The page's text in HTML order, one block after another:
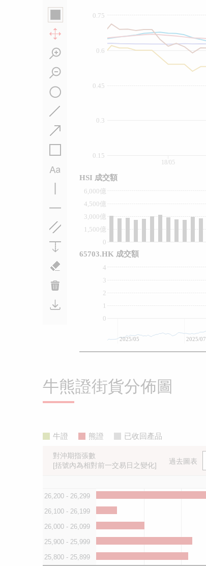
0.6
0.15
0.3
0.45
0.75
0
1,500億
3,000億
4,500億
6,000億
0
1
2
3
4
18/05
2025/05 2025/07
HSI 成交額
65703.HK 成交額
牛熊證街貨分佈圖
牛證 熊證 已收回產品
對沖期指張數
[括號內為相對前一交易日之變化]
過去圖表
26,200 - 26,299
26,100 - 26,199
26,000 - 26,099
25,900 - 25,999
25,800 - 25,899